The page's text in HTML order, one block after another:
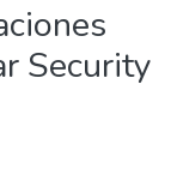
Security